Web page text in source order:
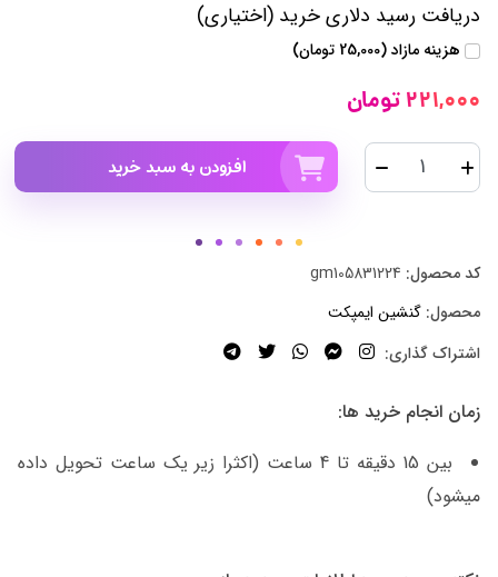
دریافت رسید دلاری خرید (اختیاری)
هزینه مازاد (25,000 تومان)
221,000 تومان
افزودن به سبد خرید
کد محصول:
محصول: گنشین ایمپکت
اشتراک گذاری:
زمان انجام خرید ها:
بین 15 دقیقه تا 4 ساعت (اکثرا زیر یک ساعت تحویل داده
میشود)